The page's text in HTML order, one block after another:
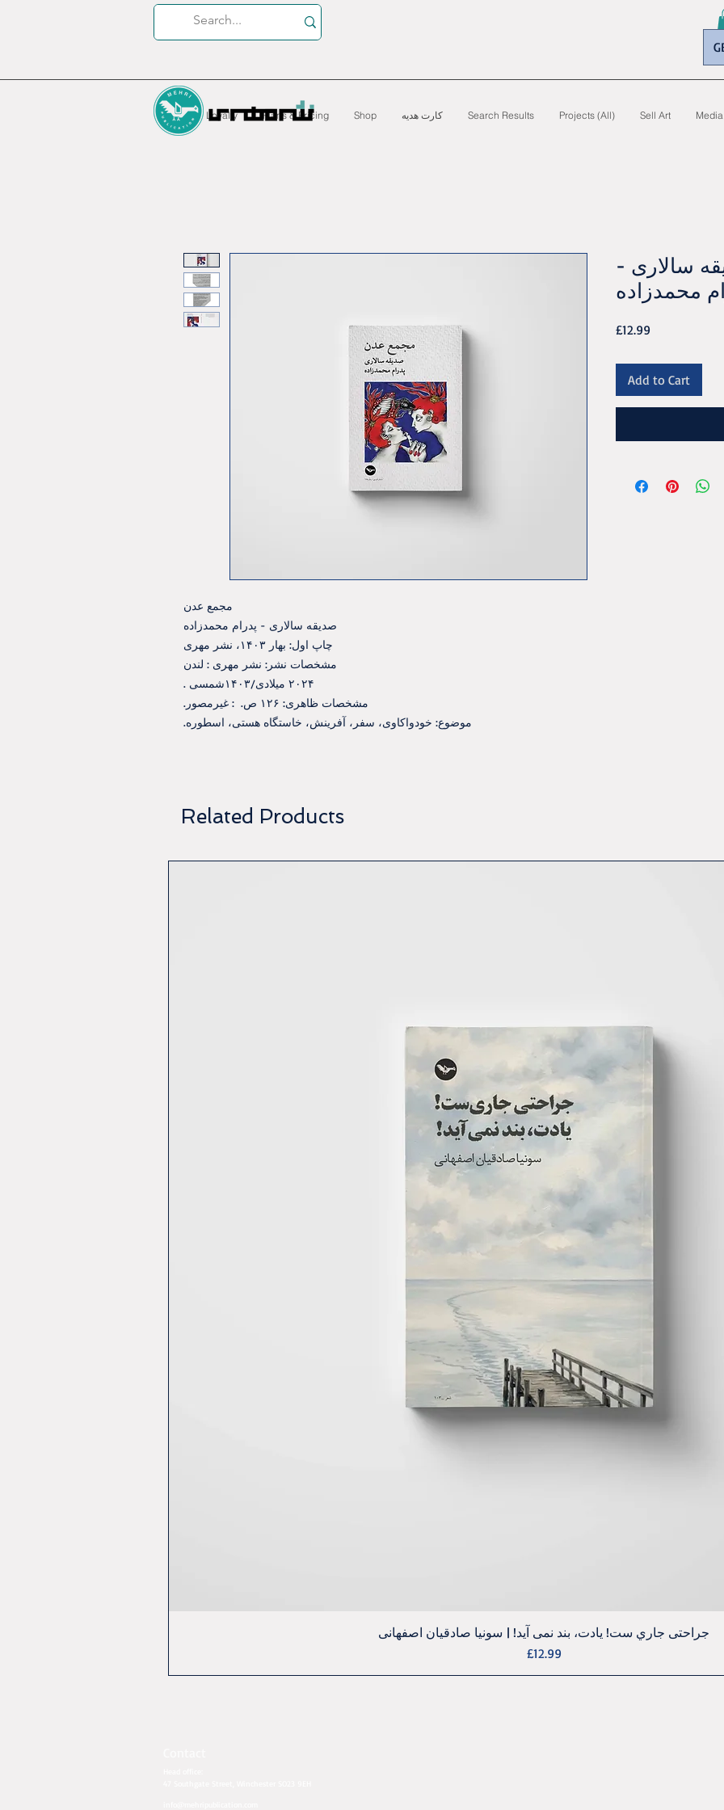
Media
Sell Art
Projects (All)
Search Results کارت هدیه Shop
Plans & Pricing
Loyalty
مجمع عدن
صدیقه سالاری - پدرام محمدزاده
چاپ اول: بهار ۱۴۰۳، نشر مهری
مشخصات نشر: نشر مهری : لندن
۲۰۲۴ میلادی/۱۴۰۳شمسی .
مشخصات ظاهری: ۱۲۶ ص. ‏ : غیرمصور.
موضوع: خودواکاوی، سفر، آفرینش، خاستگاه هستی، اسطوره.
سالاری -
محمدزاده
£12.99
Add to Cart
Related Products
Quick View
جراحتی جاري ست! يادت، بند نمی آيد! | سونيا صادقيان اصفهانی
Price
£12.99